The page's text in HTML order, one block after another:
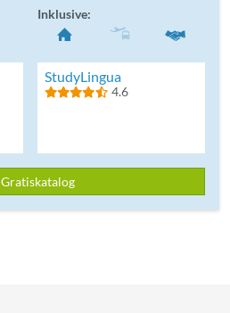
Inklusive:
StudyLingua
4.6
Gratiskatalog